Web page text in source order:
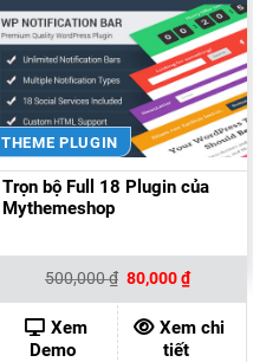
THEME PLUGIN
Trọn bộ Full 18 Plugin của
Mythemeshop
500,000₫ Giá
gốc
là:
500,000 ₫.
80,000₫Giá
hiện
tại
là:
80,000
Xem
Demo
Xem chi
tiết